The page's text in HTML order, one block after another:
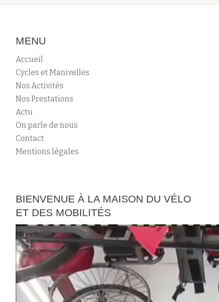
MENU
Accueil
Cycles et Manivelles
Nos Activités
Nos Prestations
Actu
On parle de nous
Contact
Mentions légales
BIENVENUE À LA MAISON DU VÉLO
ET DES MOBILITÉS